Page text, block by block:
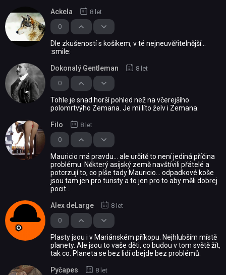
0
Ackela 8 let
Dle zkušeností s košíkem, v té nejneuvěřitelnější...
:smile:
0
Dokonalý Gentleman 8 let
Tohle je snad horší pohled než na včerejšího
polomrtvýho Zemana. Je mi líto želv i Zemana.
0
Filo 8 let
Mauricio má pravdu... ale určitě to není jediná příčina
problému. Některý asijský země navštívili přátelé a
potcrzují to, co píše tady Mauricio... odpadkové koše
jsou tam jen pro turisty a to jen pro to aby měli dobrej
pocit...
0
Alex deLarge 8 let
Plasty jsou i v Mariánském příkopu. Nejhlubším místě
planety. Ale jsou to vaše děti, co budou v tom světě žít,
tak co. Planeta se bez lidí obejde bez problémů.
Pyčapes 8 let